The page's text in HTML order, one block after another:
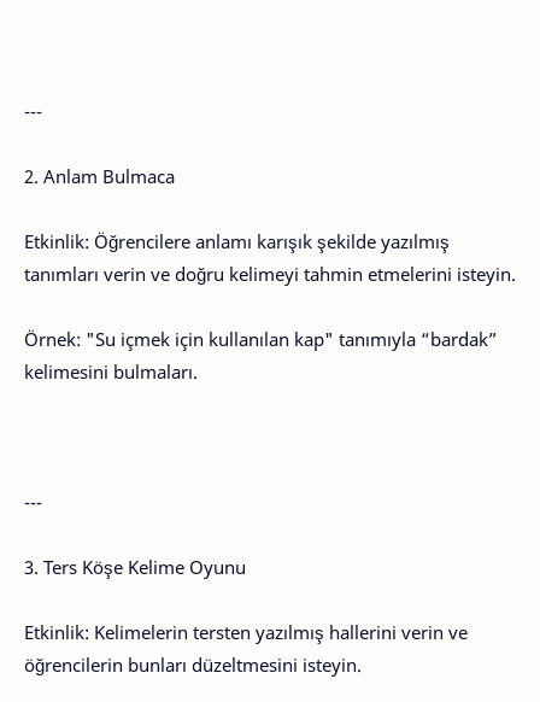
---
2. Anlam Bulmaca
Etkinlik: Öğrencilere anlamı karışık şekilde yazılmış
tanımları verin ve doğru kelimeyi tahmin etmelerini isteyin.
Örnek: "Su içmek için kullanılan kap" tanımıyla “bardak”
kelimesini bulmaları.
---
3. Ters Köşe Kelime Oyunu
Etkinlik: Kelimelerin tersten yazılmış hallerini verin ve
öğrencilerin bunları düzeltmesini isteyin.